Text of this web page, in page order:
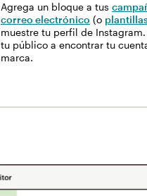
Agrega un bloque a tus
correo electrónico (o
muestre tu perfil de Instagram.
tu público a encontrar tu
marca.